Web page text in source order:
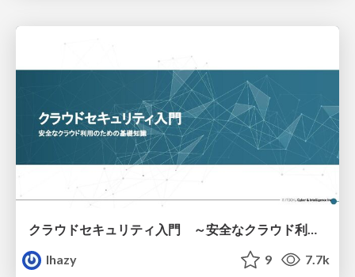
クラウドセキュリティ入門 ～安全なクラウド利用のための基礎知識～
lhazy
9 7.7k